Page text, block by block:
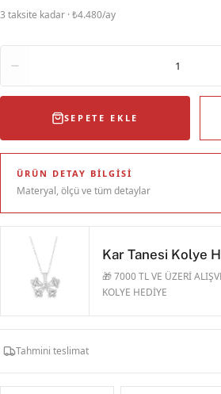
3 taksite kadar · ₺4.480/ay
1
SEPETE EKLE
ÜRÜN DETAY BILGISI
Materyal, ölçü ve tüm detaylar
Kar Tanesi Kolye
🎁 7000 TL VE ÜZERİ
KOLYE HEDİYE
Tahmini teslimat